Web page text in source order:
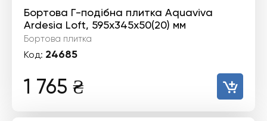
Бортова Г-подібна плитка Aquaviva
Ardesia Loft, 595x345x50(20) мм
Бортова плитка
Код: 24685
1 765 ₴